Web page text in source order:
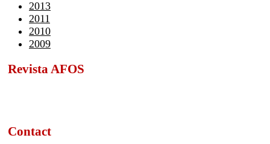
2013
2011
2010
2009
Revista AFOS
Contact